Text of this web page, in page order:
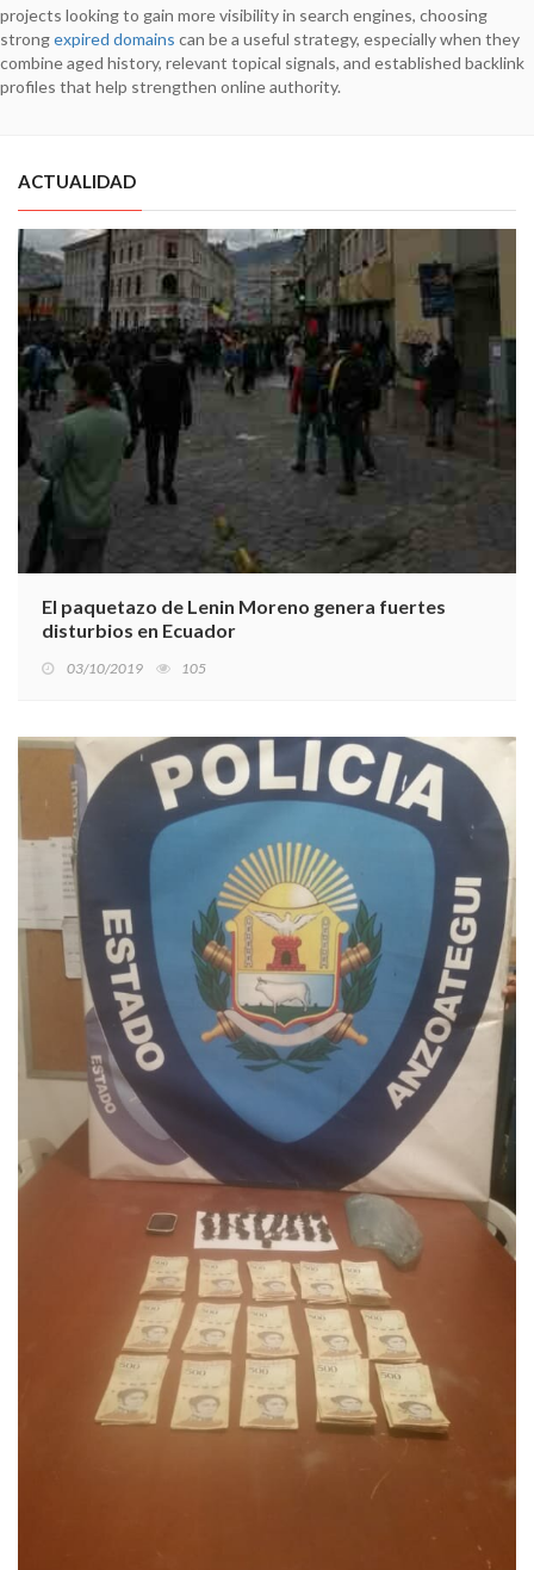
projects looking to gain more visibility in search engines, choosing
strongexpired domains can be a useful strategy, especially when they
combine aged history, relevant topical signals, and established backlink
profiles that help strengthen online authority.
ACTUALIDAD
El paquetazo de Lenin Moreno genera fuertes
disturbios en Ecuador
03/10/2019 105